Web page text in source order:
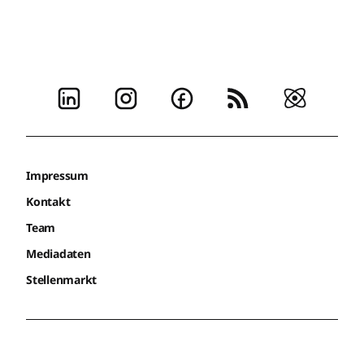
Impressum
Kontakt
Team
Mediadaten
Stellenmarkt